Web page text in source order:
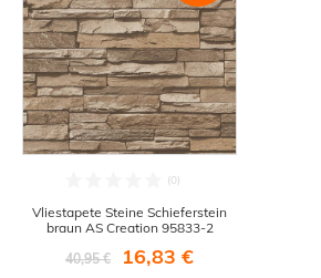
Vliestapete Steine Schieferstein
braun AS Creation 95833-2
40,95 €
16,83 €